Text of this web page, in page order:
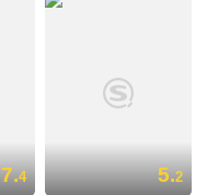
7.4 5.2